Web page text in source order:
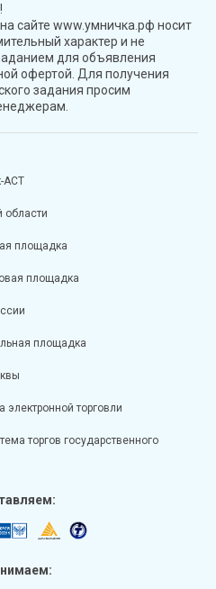
сайте www.умничка.рф носит
характер и не
для объявления
офертой. Для получения
задания просим
АСТ
площадка
площадка
площадка
торговли
торгов государственного